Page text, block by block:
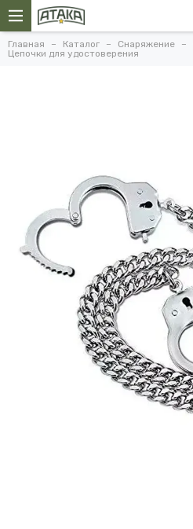
Главная Каталог Снаряжение
Цепочки для удостоверения